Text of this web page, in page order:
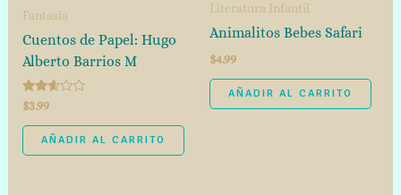
Fantasía
Cuentos de Papel: Hugo
Alberto Barrios M
Valorado
con
2.50
de 5
$3.99
AÑADIR AL CARRITO
Literatura Infantil
Animalitos Bebes Safari
$4.99
AÑADIR AL CARRITO